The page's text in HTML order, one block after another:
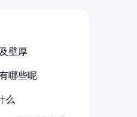
壁厚
哪些呢
么